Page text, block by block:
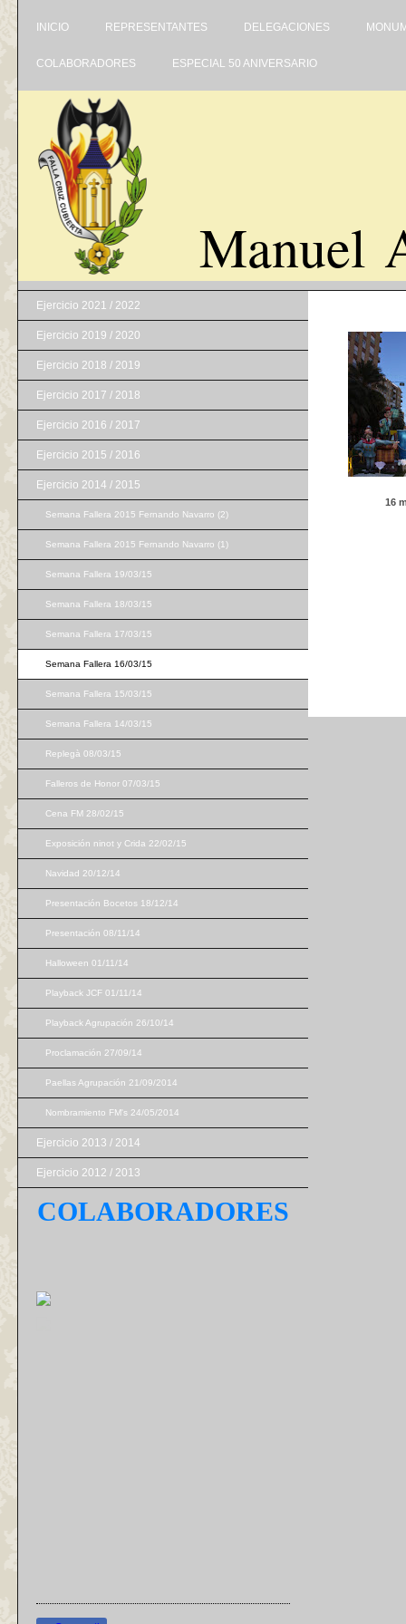
INICIO REPRESENTANTES DELEGACIONES
COLABORADORES ESPECIAL 50 ANIVERSARIO
Manuel
Ejercicio 2021 / 2022
Ejercicio 2019 / 2020
Ejercicio 2018 / 2019
Ejercicio 2017 / 2018
Ejercicio 2016 / 2017
Ejercicio 2015 / 2016
Ejercicio 2014 / 2015
Semana Fallera 2015 Fernando Navarro (2)
Semana Fallera 2015 Fernando Navarro (1)
Semana Fallera 19/03/15
Semana Fallera 18/03/15
Semana Fallera 17/03/15
Semana Fallera 16/03/15
Semana Fallera 15/03/15
Semana Fallera 14/03/15
Replegà 08/03/15
Falleros de Honor 07/03/15
Cena FM 28/02/15
Exposición ninot y Crida 22/02/15
Navidad 20/12/14
Presentación Bocetos 18/12/14
Presentación 08/11/14
Halloween 01/11/14
Playback JCF 01/11/14
Playback Agrupación 26/10/14
Proclamación 27/09/14
Paellas Agrupación 21/09/2014
Nombramiento FM's 24/05/2014
Ejercicio 2013 / 2014
Ejercicio 2012 / 2013
COLABORADORES
16